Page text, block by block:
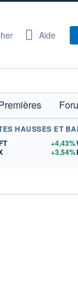
Aide
HAUSSES ET
+4,43%
+3,54%